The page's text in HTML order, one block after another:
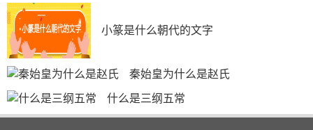
小篆是什么朝代的文字
秦始皇为什么是赵氏
什么是三纲五常